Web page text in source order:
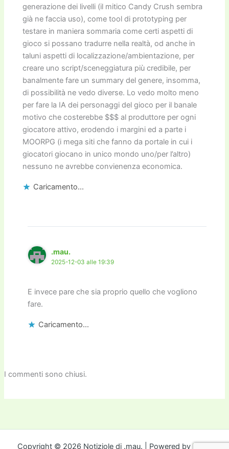
generazione dei livelli (il mitico Candy Crush sembra
già ne faccia uso), come tool di prototyping per
testare in maniera sommaria come certi aspetti di
gioco si possano tradurre nella realtà, od anche in
taluni aspetti di localizzazione/ambientazione, per
creare uno script/sceneggiatura più credibile, per
banalmente fare un summary del genere, insomma,
di possibilità ne vedo diverse. Lo vedo molto meno
per fare la IA dei personaggi del gioco per il banale
motivo che costerebbe $$$ al produttore per ogni
giocatore attivo, erodendo i margini ed a parte i
MOORPG (i mega siti che fanno da portale in cui i
giocatori giocano in unico mondo uno/per l’altro)
nessuno ne avrebbe convienenza economica.
Caricamento...
.mau.
2025-12-03 alle 19:39
E invece pare che sia proprio quello che vogliono
fare.
Caricamento...
I commenti sono chiusi.
Copyright © 2026 Notiziole di .mau. | Powered by Tema